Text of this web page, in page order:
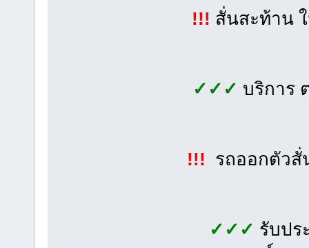
!!! สั่นสะท้าน
✓✓✓ บริการ
!!! รถออกตัวสั่
✓✓✓ รับปร